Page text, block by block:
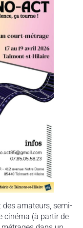
amateurs, semi-
cinéma (à partir de